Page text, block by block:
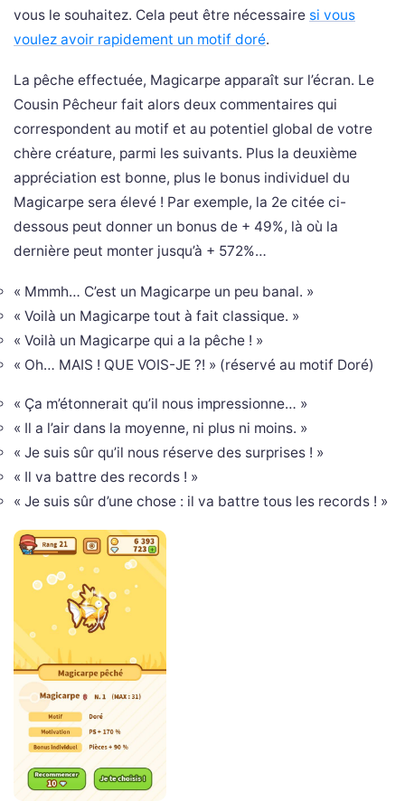
vous le souhaitez. Cela peut être nécessaire si vous
voulez avoir rapidement un motif doré.
La pêche effectuée, Magicarpe apparaît sur l’écran. Le
Cousin Pêcheur fait alors deux commentaires qui
correspondent au motif et au potentiel global de votre
chère créature, parmi les suivants. Plus la deuxième
appréciation est bonne, plus le bonus individuel du
Magicarpe sera élevé ! Par exemple, la 2e citée ci-
dessous peut donner un bonus de + 49%, là où la
dernière peut monter jusqu’à + 572%…
« Mmmh… C’est un Magicarpe un peu banal. »
« Voilà un Magicarpe tout à fait classique. »
« Voilà un Magicarpe qui a la pêche ! »
« Oh… MAIS ! QUE VOIS-JE ?! » (réservé au motif Doré)
« Ça m’étonnerait qu’il nous impressionne… »
« Il a l’air dans la moyenne, ni plus ni moins. »
« Je suis sûr qu’il nous réserve des surprises ! »
« Il va battre des records ! »
« Je suis sûr d’une chose : il va battre tous les records ! »